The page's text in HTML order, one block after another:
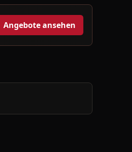
Angebote ansehen